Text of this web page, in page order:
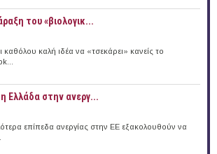
του «βιολογικ...
καθόλου καλή ιδέα να «τσεκάρει» κανείς το
Ελλάδα στην ανεργ...
επίπεδα ανεργίας στην ΕΕ εξακολουθούν να